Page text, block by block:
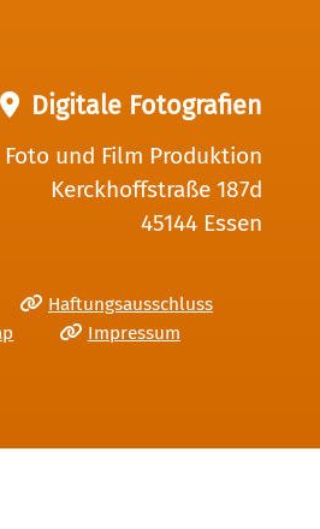
Digitale Fotografien
Foto und Film Produktion
Kerckhoffstraße 187d
45144 Essen
Haftungsausschluss
Impressum